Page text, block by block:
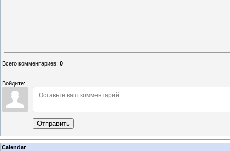
Всего комментариев: 0
Войдите:
Отправить
Calendar